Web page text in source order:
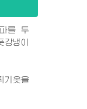
를 두
냉이
기옷을